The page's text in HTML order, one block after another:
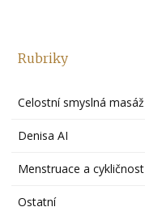
Rubriky
Celostní smyslná masáž
Denisa AI
Menstruace a cykličnost
Ostatní